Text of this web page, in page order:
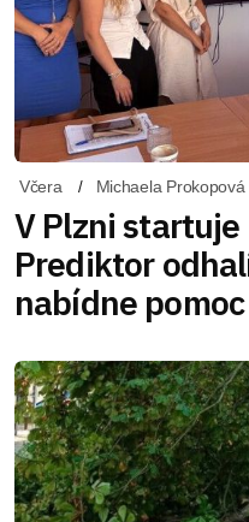
Včera Michaela Prokopová
V Plzni startuje
Prediktor
nabídne pomoc